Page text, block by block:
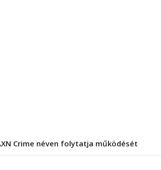
Crime néven folytatja működését